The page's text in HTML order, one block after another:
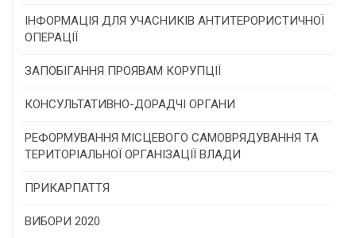
Конкурс проектів та програм місцевого
самоврядування
Конкурс інститутів громадянського суспільства
Програми/конкурси МТД
ІНФОРМАЦІЯ ДЛЯ УЧАСНИКІВ АНТИТЕРОРИСТИЧНОЇ
ОПЕРАЦІЇ
ЗАПОБІГАННЯ ПРОЯВАМ КОРУПЦІЇ
КОНСУЛЬТАТИВНО-ДОРАДЧІ ОРГАНИ
Консультативна рада
РЕФОРМУВАННЯ МІСЦЕВОГО САМОВРЯДУВАННЯ ТА
ТЕРИТОРІАЛЬНОЇ ОРГАНІЗАЦІЇ ВЛАДИ
ПРИКАРПАТТЯ
Історична довідка
ВИБОРИ 2020